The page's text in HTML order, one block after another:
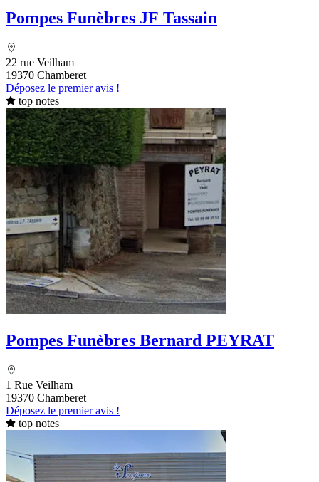
Pompes Funèbres JF Tassain
22 rue Veilham
19370 Chamberet
Déposez le premier avis !
top notes
Pompes Funèbres Bernard PEYRAT
1 Rue Veilham
19370 Chamberet
Déposez le premier avis !
top notes